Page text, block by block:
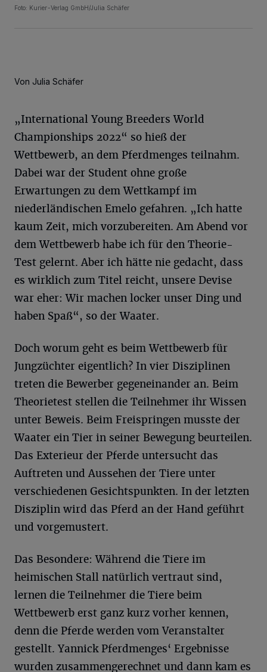
Foto: Kurier-Verlag GmbH/Julia Schäfer
Von Julia Schäfer
„International Young Breeders World
Championships 2022“ so hieß der
Wettbewerb, an dem Pferdmenges teilnahm.
Dabei war der Student ohne große
Erwartungen zu dem Wettkampf im
niederländischen Emelo gefahren. „Ich hatte
kaum Zeit, mich vorzubereiten. Am Abend vor
dem Wettbewerb habe ich für den Theorie-
Test gelernt. Aber ich hätte nie gedacht, dass
es wirklich zum Titel reicht, unsere Devise
war eher: Wir machen locker unser Ding und
haben Spaß“, so der Waater.
Doch worum geht es beim Wettbewerb für
Jungzüchter eigentlich? In vier Disziplinen
treten die Bewerber gegeneinander an. Beim
Theorietest stellen die Teilnehmer ihr Wissen
unter Beweis. Beim Freispringen musste der
Waater ein Tier in seiner Bewegung beurteilen.
Das Exterieur der Pferde untersucht das
Auftreten und Aussehen der Tiere unter
verschiedenen Gesichtspunkten. In der letzten
Disziplin wird das Pferd an der Hand geführt
und vorgemustert.
Das Besondere: Während die Tiere im
heimischen Stall natürlich vertraut sind,
lernen die Teilnehmer die Tiere beim
Wettbewerb erst ganz kurz vorher kennen,
denn die Pferde werden vom Veranstalter
gestellt. Yannick Pferdmenges‘ Ergebnisse
wurden zusammengerechnet und dann kam es